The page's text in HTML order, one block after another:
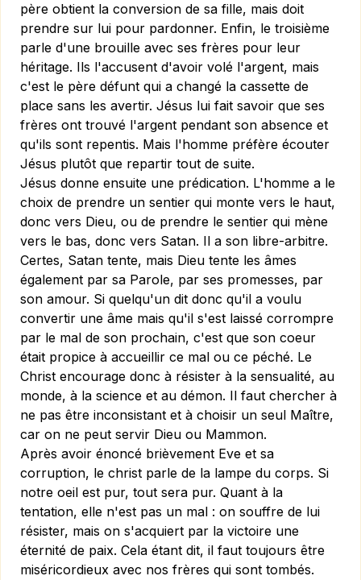
père obtient la conversion de sa fille, mais doit
prendre sur lui pour pardonner. Enfin, le troisième
parle d'une brouille avec ses frères pour leur
héritage. Ils l'accusent d'avoir volé l'argent, mais
c'est le père défunt qui a changé la cassette de
place sans les avertir. Jésus lui fait savoir que ses
frères ont trouvé l'argent pendant son absence et
qu'ils sont repentis. Mais l'homme préfère écouter
Jésus plutôt que repartir tout de suite.
Jésus donne ensuite une prédication. L'homme a le
choix de prendre un sentier qui monte vers le haut,
donc vers Dieu, ou de prendre le sentier qui mène
vers le bas, donc vers Satan. Il a son libre-arbitre.
Certes, Satan tente, mais Dieu tente les âmes
également par sa Parole, par ses promesses, par
son amour. Si quelqu'un dit donc qu'il a voulu
convertir une âme mais qu'il s'est laissé corrompre
par le mal de son prochain, c'est que son coeur
était propice à accueillir ce mal ou ce péché. Le
Christ encourage donc à résister à la sensualité, au
monde, à la science et au démon. Il faut chercher à
ne pas être inconsistant et à choisir un seul Maître,
car on ne peut servir Dieu ou Mammon.
Après avoir énoncé brièvement Eve et sa
corruption, le christ parle de la lampe du corps. Si
notre oeil est pur, tout sera pur. Quant à la
tentation, elle n'est pas un mal : on souffre de lui
résister, mais on s'acquiert par la victoire une
éternité de paix. Cela étant dit, il faut toujours être
miséricordieux avec nos frères qui sont tombés.